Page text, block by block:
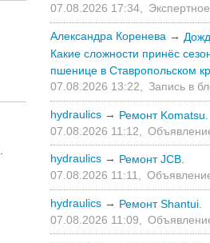
07.08.2026 17:34,
Александра Коренева →
Какие сложности принёс
пшенице в Ставропольском
07.08.2026 13:22,
Запись в
hydraulics → Ремонт Komatsu.
07.08.2026 11:12,
hydraulics → Ремонт JCB.
07.08.2026 11:11,
hydraulics → Ремонт Shantui.
07.08.2026 11:09,